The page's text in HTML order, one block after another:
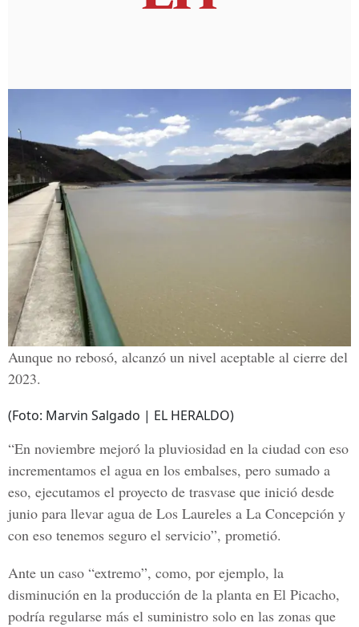
Aunque no rebosó, alcanzó un nivel aceptable al cierre del
2023.
(Foto: Marvin Salgado | EL HERALDO)
“En noviembre mejoró la pluviosidad en la ciudad con eso
incrementamos el agua en los embalses, pero sumado a
eso, ejecutamos el proyecto de trasvase que inició desde
junio para llevar agua de Los Laureles a La Concepción y
con eso tenemos seguro el servicio”, prometió.
Ante un caso “extremo”, como, por ejemplo, la
disminución en la producción de la planta en El Picacho,
podría regularse más el suministro solo en las zonas que